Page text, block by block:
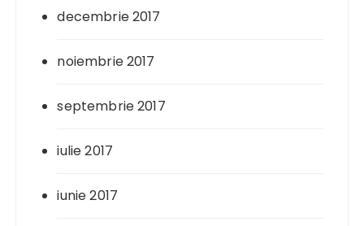
decembrie 2017
noiembrie 2017
septembrie 2017
iulie 2017
iunie 2017